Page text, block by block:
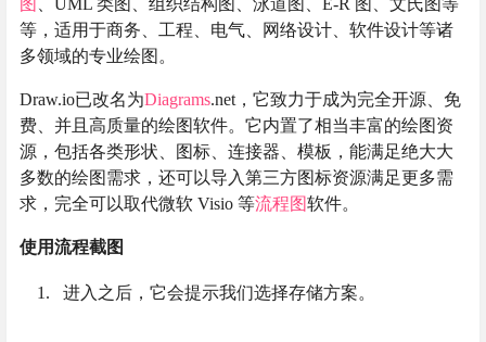
图
、UML 类图、组织结构图、泳道图、E-R 图、文氏图等
等，适用于商务、工程、电气、网络设计、软件设计等诸
多领域的专业绘图。
Draw.io已改名为Diagrams.net，它致力于成为完全开源、免
费、并且高质量的绘图软件。它内置了相当丰富的绘图资
源，包括各类形状、图标、连接器、模板，能满足绝大大
多数的绘图需求，还可以导入第三方图标资源满足更多需
求，完全可以取代微软 Visio 等流程图软件。
使用流程截图
进入之后，它会提示我们选择存储方案。